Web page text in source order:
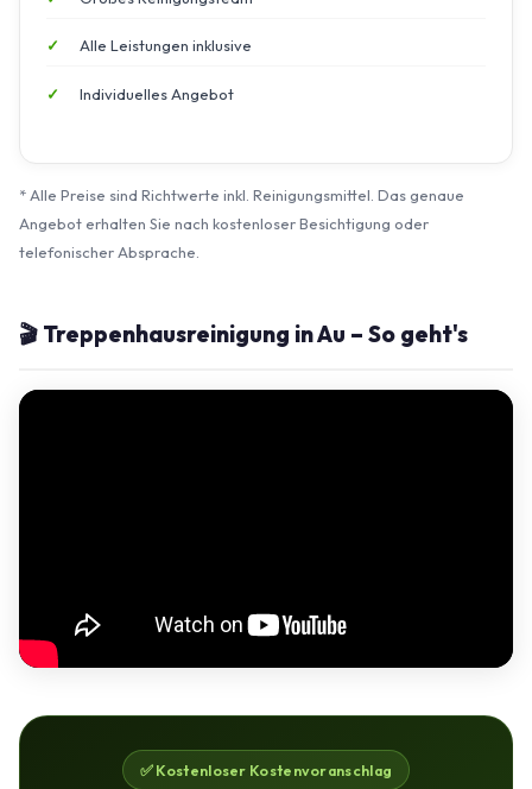
Alle Leistungen inklusive
Individuelles Angebot
* Alle Preise sind Richtwerte inkl. Reinigungsmittel. Das genaue
Angebot erhalten Sie nach kostenloser Besichtigung oder
telefonischer Absprache.
🎬 Treppenhausreinigung in Au – So geht's
✅ Kostenloser Kostenvoranschlag